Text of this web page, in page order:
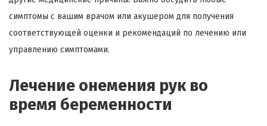
симптомы с вашим врачом или акушером для получения
соответствующей оценки и рекомендаций по лечению или
управлению симптомами.
Лечение онемения рук во
время беременности